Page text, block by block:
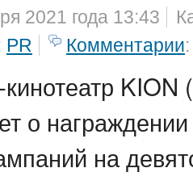
2021 года 13:43
PR Комментарии
о награждении
на